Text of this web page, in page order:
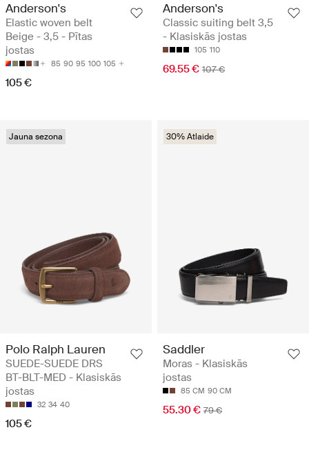
Anderson's
Elastic woven belt
Beige - 3,5 - Pītas
jostas
85 90 95 100 105
105 €
Anderson's
Classic suiting belt 3,5
- Klasiskās jostas
105 110
69.55 € 107 €
Jauna sezona
Polo Ralph Lauren
SUEDE-SUEDE DRS
BT-BLT-MED - Klasiskās
jostas
32 34 40
105 €
30% Atlaide
Saddler
Moras - Klasiskās
jostas
85 CM 90 CM
55.30 € 79 €